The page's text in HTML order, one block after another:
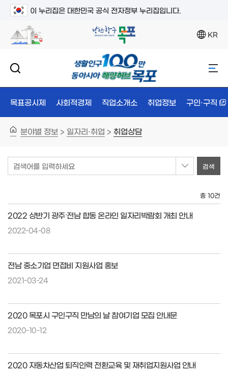
이 누리집은 대한민국 공식 전자정부 누리집입니다.
KR
목표공시제 사회적경제 직업소개소 취업정보 구인·구직
분야별 정보 > 일자리·취업 > 취업상담
검색어를 입력하세요
총 10건
2022 상반기 광주∙전남 합동 온라인 일자리박람회 개최 안내
2022-04-08
전남 중소기업 면접비 지원사업 홍보
2021-03-24
2020 목포시 구인구직 만남의 날 참여기업 모집 안내문
2020-10-12
2020 자동차산업 퇴직인력 전환교육 및 재취업지원사업 안내